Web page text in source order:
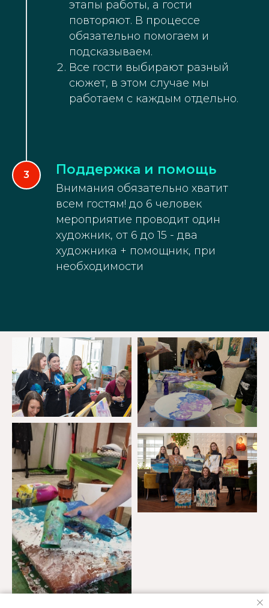
этапы работы, а гости
повторяют. В процессе
обязательно помогаем и
подсказываем.
Все гости выбирают разный
сюжет, в этом случае мы
работаем с каждым отдельно.
Поддержка и помощь
Внимания обязательно хватит
всем гостям! до 6 человек
мероприятие проводит один
художник, от 6 до 15 - два
художника + помощник, при
необходимости